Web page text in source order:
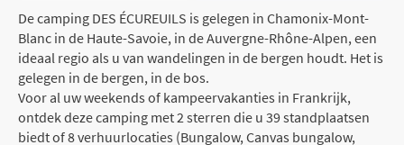
De camping DES ÉCUREUILS is gelegen in Chamonix-Mont-
Blanc in de Haute-Savoie, in de Auvergne-Rhône-Alpen, een
ideaal regio als u van wandelingen in de bergen houdt. Het is
gelegen in de bergen, in de bos.
Voor al uw weekends of kampeervakanties in Frankrijk,
ontdek deze camping met 2 sterren die u 39 standplaatsen
biedt of 8 verhuurlocaties (Bungalow, Canvas bungalow,